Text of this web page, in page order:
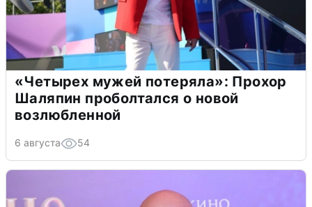
«Четырех мужей потеряла»: Прохор
Шаляпин проболтался о новой
возлюбленной
6 августа 54